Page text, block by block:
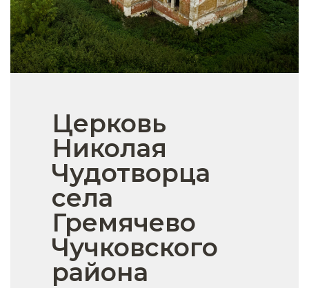
Церковь
Николая
Чудотворца
села
Гремячево
Чучковского
района